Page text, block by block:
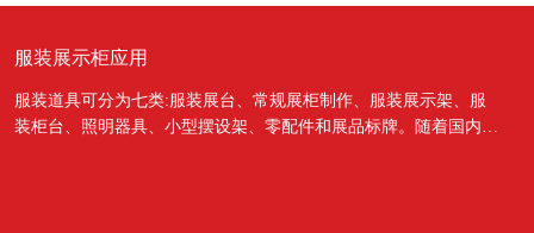
服装展示柜应用
服装道具可分为七类:服装展台、常规展柜制作、服装展示架、服
装柜台、照明器具、小型摆设架、零配件和展品标牌。随着国内经